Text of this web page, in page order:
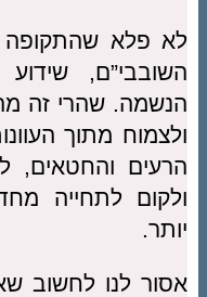
לא פלא שהתקופה
השובבי”ם,
הנשמה. שהרי זה
ולצמוח מתוך
הרעים והחטאים,
ולקום לתחייה
יותר.
אסור לנו לחשוב